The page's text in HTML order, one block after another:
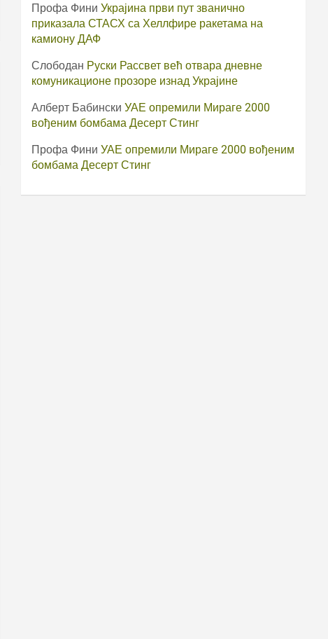
Профа Фини Украјина први пут званично
приказала СТАСХ са Хеллфире ракетама на
камиону ДАФ
Слободан Руски Рассвет већ отвара дневне
комуникационе прозоре изнад Украјине
Алберт Бабински УАЕ опремили Мираге 2000
вођеним бомбама Десерт Стинг
Профа Фини УАЕ опремили Мираге 2000 вођеним
бомбама Десерт Стинг